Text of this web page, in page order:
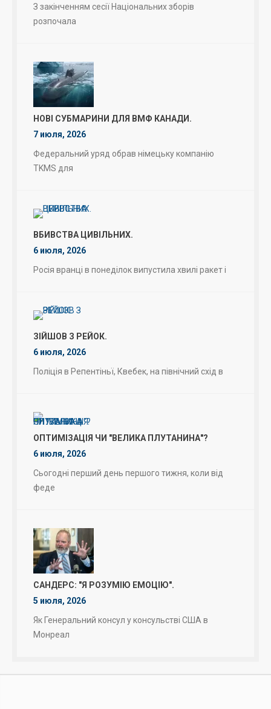
З закінченням сесії Національних зборів
розпочала
НОВІ СУБМАРИНИ ДЛЯ ВМФ КАНАДИ.
7 июля, 2026
Федеральний уряд обрав німецьку компанію
TKMS для
ВБИВСТВА ЦИВІЛЬНИХ.
6 июля, 2026
Росія вранці в понеділок випустила хвилі ракет і
ЗІЙШОВ З РЕЙОК.
6 июля, 2026
Поліція в Репентіньї, Квебек, на північний схід в
ОПТИМІЗАЦІЯ ЧИ "ВЕЛИКА ПЛУТАНИНА"?
6 июля, 2026
Сьогодні перший день першого тижня, коли від
феде
САНДЕРС: "Я РОЗУМІЮ ЕМОЦІЮ".
5 июля, 2026
Як Генеральний консул у консульстві США в
Монреал